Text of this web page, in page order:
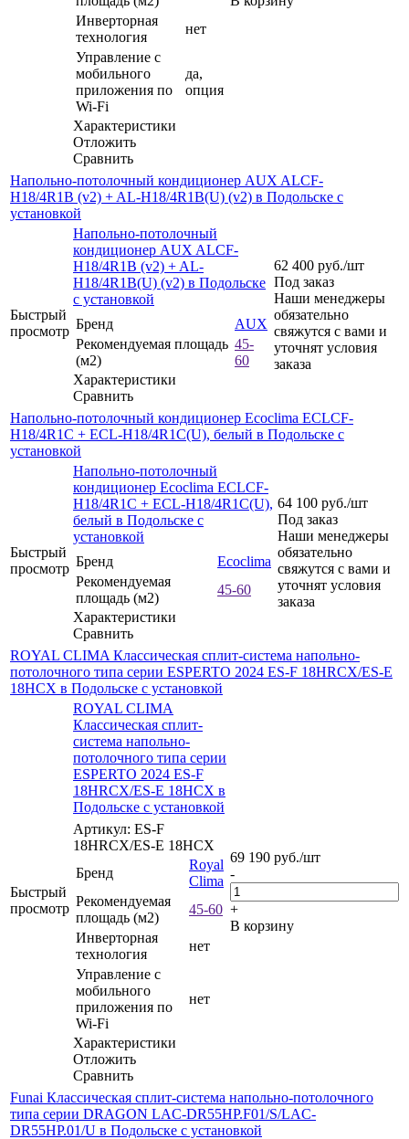
Инверторная
технология
нет
Управление c
мобильного
приложения по
Wi-Fi
да,
опция
Характеристики
Отложить
Сравнить
Напольно-потолочный кондиционер AUX ALCF-
H18/4R1B (v2) + AL-H18/4R1B(U) (v2) в Подольске с
установкой
Быстрый
просмотр
Напольно-потолочный
кондиционер AUX ALCF-
H18/4R1B (v2) + AL-
H18/4R1B(U) (v2) в Подольске
с установкой
Бренд
AUX
Рекомендуемая площадь
(м2)
45-
60
Характеристики
Сравнить
62 400 руб./шт
Под заказ
Наши менеджеры
обязательно
свяжутся с вами и
уточнят условия
заказа
Напольно-потолочный кондиционер Ecoclima ECLCF-
H18/4R1C + ECL-H18/4R1C(U), белый в Подольске с
установкой
Быстрый
просмотр
Напольно-потолочный
кондиционер Ecoclima ECLCF-
H18/4R1C + ECL-H18/4R1C(U),
белый в Подольске с
установкой
Бренд
Ecoclima
Рекомендуемая
площадь (м2)
45-60
Характеристики
Сравнить
64 100 руб./шт
Под заказ
Наши менеджеры
обязательно
свяжутся с вами и
уточнят условия
заказа
ROYAL CLIMA Классическая сплит-система напольно-
потолочного типа серии ESPERTO 2024 ES-F 18HRCX/ES-E
18HCX в Подольске с установкой
Быстрый
просмотр
ROYAL CLIMA
Классическая сплит-
система напольно-
потолочного типа серии
ESPERTO 2024 ES-F
18HRCX/ES-E 18HCX в
Подольске с установкой
Артикул: ES-F
18HRCX/ES-E 18HCX
Бренд
Royal
Clima
Рекомендуемая
площадь (м2)
45-60
Инверторная
технология
нет
Управление c
мобильного
приложения по
Wi-Fi
нет
Характеристики
Отложить
Сравнить
69 190 руб./шт
-
+
В корзину
Funai Классическая сплит-система напольно-потолочного
типа серии DRAGON LAC-DR55HP.F01/S/LAC-
DR55HP.01/U в Подольске с установкой